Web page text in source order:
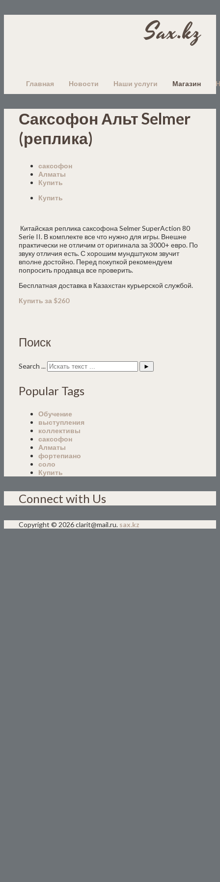
Sax.kz
Главная Новости Наши услуги Магазин
Саксофон Альт Selmer
(реплика)
саксофон
Алматы
Купить
Купить
Китайская реплика саксофона Selmer SuperAction 80
Serie II. В комплекте все что нужно для игры. Внешне
практически не отличим от оригинала за 3000+ евро. По
звуку отличия есть. С хорошим мундштуком звучит
вполне достойно. Перед покупкой рекомендуем
попросить продавца все проверить.
Бесплатная доставка в Казахстан курьерской службой.
Купить за $260
Поиск
Search ... ►
Popular Tags
Обучение
выступления
коллективы
саксофон
Алматы
фортепиано
соло
Купить
Connect with Us
Copyright © 2026 clarit@mail.ru. sax.kz